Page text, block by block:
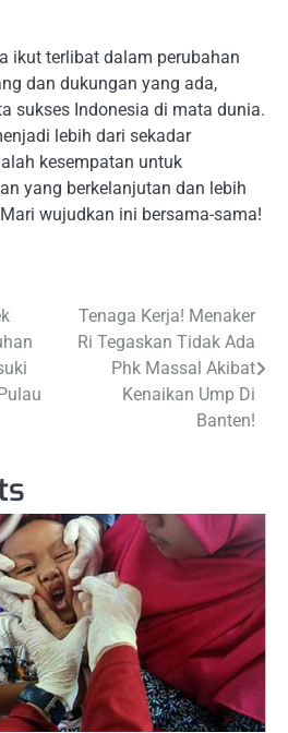
ikut terlibat dalam perubahan
dan dukungan yang ada,
sukses Indonesia di mata dunia.
lebih dari sekadar
kesempatan untuk
yang berkelanjutan dan lebih
wujudkan ini bersama-sama!
Tenaga Kerja! Menaker
Ri Tegaskan Tidak Ada
Phk Massal Akibat
Kenaikan Ump Di
Banten!